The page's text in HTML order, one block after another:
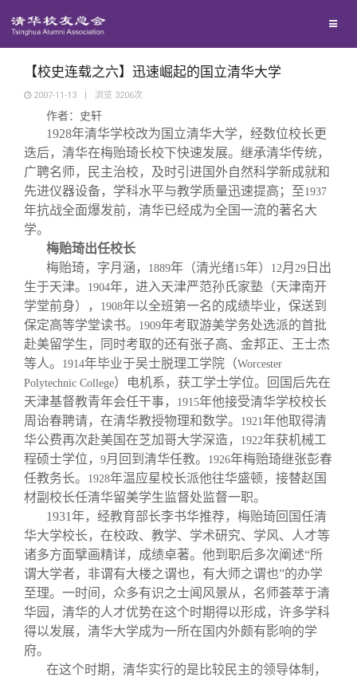
西南联大校友会
义工计划
新媒体平台
青春风采
校友讲坛
校友视界
校友服务
终身学习
信息化服务
三创大赛
实用信息
校友总会
总会简介
会长致辞
总会章程
理事会名单
制度法规
联系我们
关闭
【校史连载之六】迅速崛起的国立清华大学
2007-11-13 | 浏览 3206次
作者：史轩
1928年清华学校改为国立清华大学，经数位校长更
迭后，清华在梅贻琦长校下快速发展。继承清华传统，
广聘名师，民主治校，及时引进国外自然科学新成就和
先进仪器设备，学科水平与教学质量迅速提高；至1937
年抗战全面爆发前，清华已经成为全国一流的著名大
学。
梅贻琦出任校长
梅贻琦，字月涵，
1889年（清光绪15年） 12月 29 日出
生于天津。
1904年，进入天津严范孙氏家塾（天津南开
学堂前身），
1908年以全班第一名的成绩毕业，保送到
保定高等学堂读书。
1909年考取游美学务处选派的首批
赴美留学生，同时考取的还有张子高、金邦正、王士杰
等人。
1914年毕业于吴士脱理工学院（Worcester
Polytechnic College）电机系，获工学士学位。回国后先在
天津基督教青年会任干事，
1915年他接受清华学校校长
周诒春聘请，在清华教授物理和数学。
1921年他取得清
华公费再次赴美国在芝加哥大学深造，
1922年获机械工
程硕士学位， 9月回到清华任教。 1926年梅贻琦继张彭春
任教务长。
1928年温应星校长派他往华盛顿，接替赵国
材副校长任清华留美学生监督处监督一职。
1931年，经教育部长李书华推荐，梅贻琦回国任清
华大学校长，在校政、教学、学术研究、学风、人才等
诸多方面擘画精详，成绩卓著。他到职后多次阐述“所
谓大学者，非谓有大楼之谓也，有大师之谓也”的办学
至理。一时间，众多有识之士闻风景从，名师荟萃于清
华园，清华的人才优势在这个时期得以形成，许多学科
得以发展，清华大学成为一所在国内外颇有影响的学
府。
在这个时期，清华实行的是比较民主的领导体制，